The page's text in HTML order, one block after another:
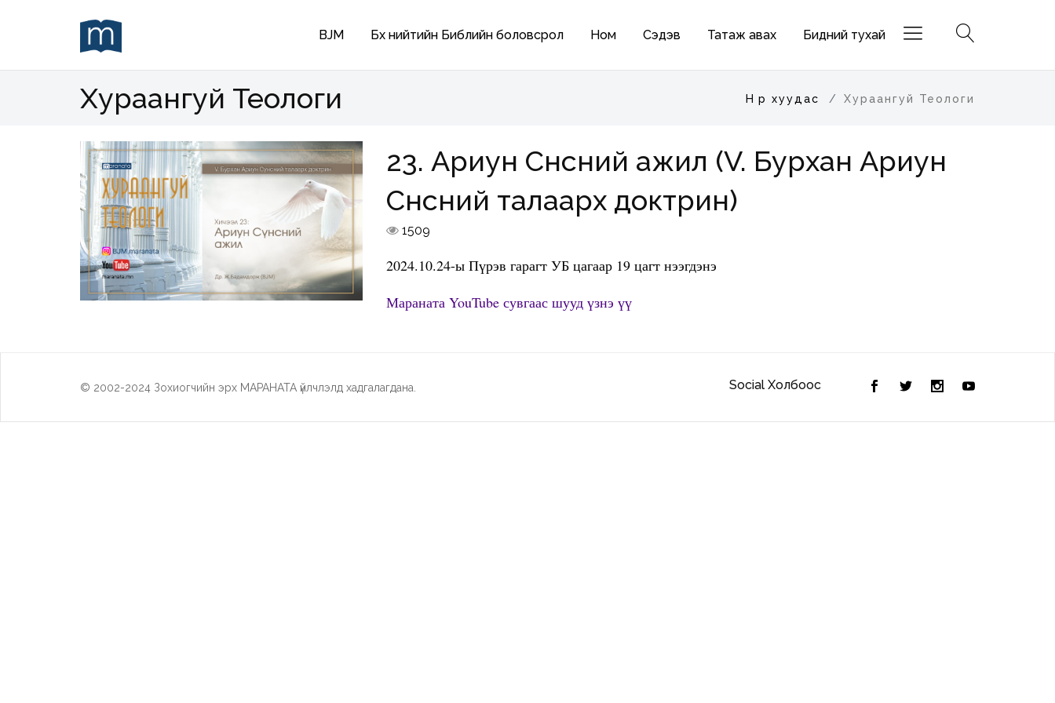
BJM Бүх нийтийн Библийн боловсрол Ном Сэдэв Татаж авах Бидний тухай
Хураангуй Теологи Нүүр хуудас Хураангуй Теологи
23. Ариун Сүнсний ажил (V. Бурхан Ариун
Сүнсний талаарх доктрин)
1509
2024.10.24-ы Пүрэв гарагт УБ цагаар 19 цагт нээгдэнэ
Мараната YouTube сувгаас шууд үзнэ үү
© 2002-2024 Зохиогчийн эрх МАРАНАТА үйлчлэлд хадгалагдана. Social Холбоос